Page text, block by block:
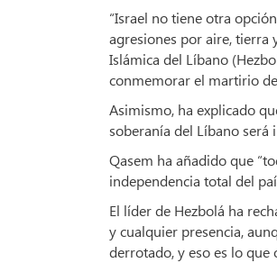
“Israel no tiene otra
agresiones por aire, tierra
Islámica del Líbano
conmemorar el martirio
Asimismo, ha explicado
soberanía del Líbano será
Qasem ha añadido que
independencia total del
El líder de Hezbolá ha
y cualquier presencia,
derrotado, y eso es lo que